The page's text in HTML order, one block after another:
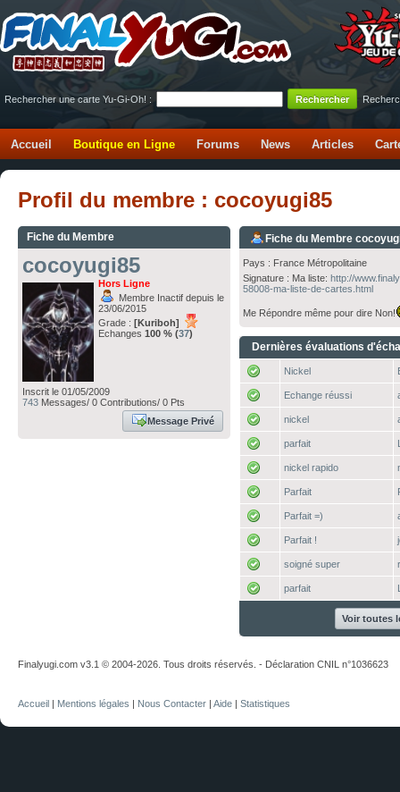
Rechercher une carte Yu-Gi-Oh! :
Accueil Boutique en Ligne Forums News Articles
Profil du membre : cocoyugi85
Fiche du Membre
cocoyugi85
Hors Ligne
Membre Inactif depuis le
23/06/2015
Grade : [Kuriboh]
Echanges 100 % (37)
Inscrit le 01/05/2009
743 Messages/ 0 Contributions/ 0 Pts
Message Privé
Fiche du Membre
Pays : France Métropolitaine
Signature : Ma liste:http://
58008-ma-liste-de-cartes.html
Me Répondre même pour dire Non!
Dernières évaluations
Nickel
Echange réussi
nickel
parfait
nickel rapido
Parfait
Parfait =)
Parfait !
soigné super
parfait
Voir toutes
Finalyugi.com v3.1 © 2004-2026. Tous droits réservés. - Déclaration CNIL n°1036623
Accueil | Mentions légales | Nous Contacter | Aide | Statistiques